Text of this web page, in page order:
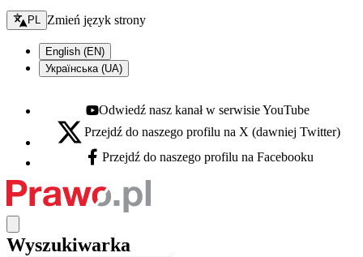
Zmień język - bieżący:
PL Zmień język strony
English (EN)
Українська (UA)
Youtube - otwiera się w nowej karcie
Odwiedź nasz kanał w serwisie YouTube
X - otwiera się w nowej karcie
Przejdź do naszego profilu na X (dawniej Twitter)
Facebook - otwiera się w nowej karcie
Przejdź do naszego profilu na Facebooku
Wyszukiwarka